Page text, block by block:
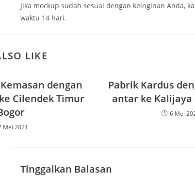
Jika mockup sudah sesuai dengan keinginan Anda,
waktu 14 hari.
LIKE
dengan
Cilendek Timur
Mei 2021
Pabrik Kardus
antar ke Kalijaya
6 Mei
Tinggalkan Balasan